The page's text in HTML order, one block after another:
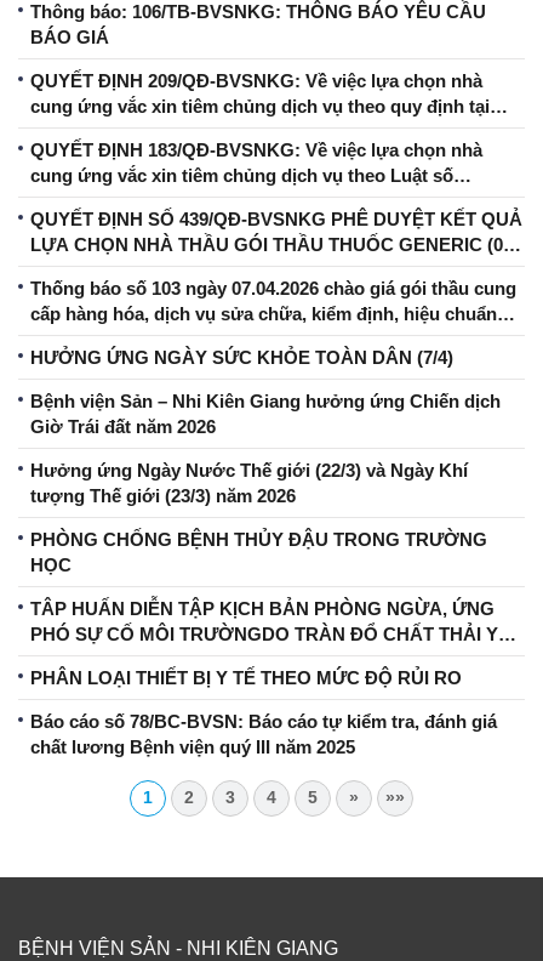
Thông báo: 106/TB-BVSNKG: THÔNG BÁO YÊU CẦU
BÁO GIÁ
QUYẾT ĐỊNH 209/QĐ-BVSNKG: Về việc lựa chọn nhà
cung ứng vắc xin tiêm chủng dịch vụ theo quy định tại
khoản 17 Điều 4 Luật số 57/2024/QH15 ngày 29/11/2024
QUYẾT ĐỊNH 183/QĐ-BVSNKG: Về việc lựa chọn nhà
cung ứng vắc xin tiêm chủng dịch vụ theo Luật số
57/2024/QH15
QUYẾT ĐỊNH SỐ 439/QĐ-BVSNKG PHÊ DUYỆT KẾT QUẢ
LỰA CHỌN NHÀ THẦU GÓI THẦU THUỐC GENERIC (07
MẶT HÀNG) – BỆNH VIỆN SẢN-NHI KIÊN GIANG GIAI
ĐOẠN 2025–2027.
Thống báo số 103 ngày 07.04.2026 chào giá gói thầu cung
cấp hàng hóa, dịch vụ sửa chữa, kiểm định, hiệu chuẩn
TBYT năm 2026 tại BVSN Kiên Giang
HƯỞNG ỨNG NGÀY SỨC KHỎE TOÀN DÂN (7/4)
Bệnh viện Sản – Nhi Kiên Giang hưởng ứng Chiến dịch
Giờ Trái đất năm 2026
Hưởng ứng Ngày Nước Thế giới (22/3) và Ngày Khí
tượng Thế giới (23/3) năm 2026
PHÒNG CHỐNG BỆNH THỦY ĐẬU TRONG TRƯỜNG
HỌC
TÂP HUẤN DIỄN TẬP KỊCH BẢN PHÒNG NGỪA, ỨNG
PHÓ SỰ CỐ MÔI TRƯỜNGDO TRÀN ĐỔ CHẤT THẢI Y
TẾ TẠI KHU LƯU GIỮ
PHÂN LOẠI THIẾT BỊ Y TẾ THEO MỨC ĐỘ RỦI RO
Báo cáo số 78/BC-BVSN: Báo cáo tự kiểm tra, đánh giá
chất lương Bệnh viện quý III năm 2025
1 2 3 4 5 » »»
BỆNH VIỆN SẢN - NHI KIÊN GIANG